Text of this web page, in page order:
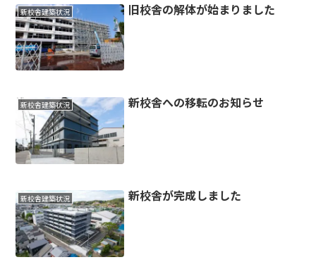
新校舎建築状況 旧校舎の解体が始まりました
新校舎建築状況 新校舎への移転のお知らせ
新校舎建築状況 新校舎が完成しました